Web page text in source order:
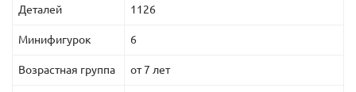
Деталей 1126
Минифигурок 6
Возрастная группа от 7 лет